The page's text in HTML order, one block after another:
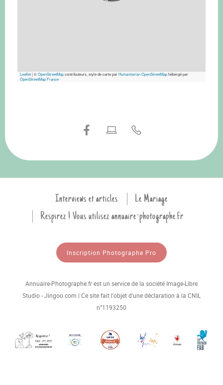
Leaflet|©OpenStreetMapcontributeurs, style de carte parHumanitarian OpenStreetMaphébergé par
OpenStreetMap France
Interviews et articles
Le Mariage
Respirez ! Vous utilisez annuaire-photographe.fr
Inscription Photographe Pro
Annuaire-Photographe.fr est un service de la société Image-Libre
Studio - Jingoo.com | Ce site fait l'objet d'une déclaration à la CNIL
n°1193250